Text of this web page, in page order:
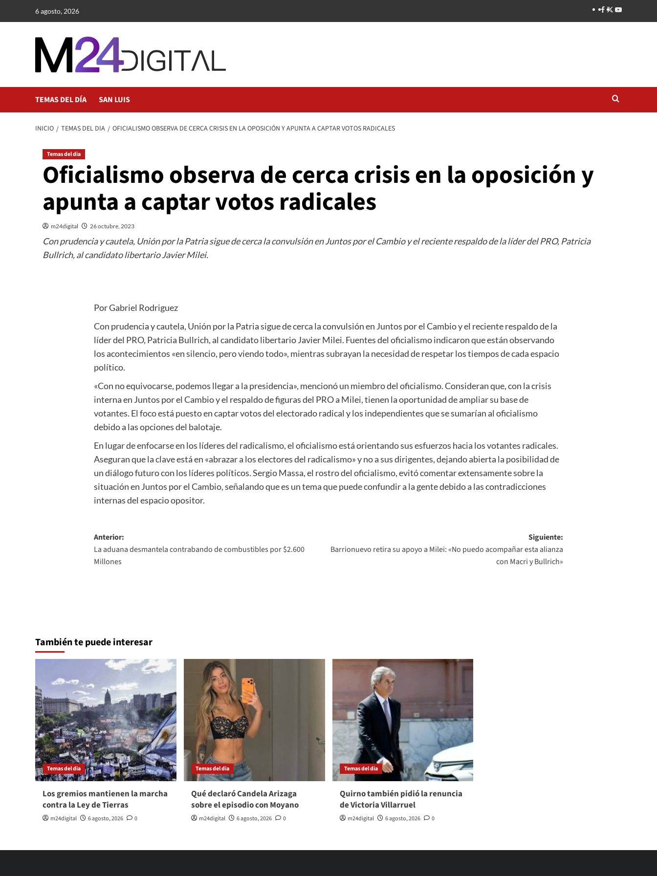
6 agosto, 2026
TEMAS DEL DÍA SAN LUIS
INICIO TEMAS DEL DIA OFICIALISMO OBSERVA DE CERCA CRISIS EN LA OPOSICIÓN Y APUNTA A CAPTAR VOTOS RADICALES
Temas del dia
Oficialismo observa de cerca crisis en la oposición y
apunta a captar votos radicales
m24digital 26 octubre, 2023
Con prudencia y cautela, Unión por la Patria sigue de cerca la convulsión en Juntos por el Cambio y el reciente respaldo de la líder del PRO, Patricia
Bullrich, al candidato libertario Javier Milei.
Por Gabriel Rodriguez
Con prudencia y cautela, Unión por la Patria sigue de cerca la convulsión en Juntos por el Cambio y el reciente respaldo de la
líder del PRO, Patricia Bullrich, al candidato libertario Javier Milei. Fuentes del oficialismo indicaron que están observando
los acontecimientos «en silencio, pero viendo todo», mientras subrayan la necesidad de respetar los tiempos de cada espacio
político.
«Con no equivocarse, podemos llegar a la presidencia», mencionó un miembro del oficialismo. Consideran que, con la crisis
interna en Juntos por el Cambio y el respaldo de figuras del PRO a Milei, tienen la oportunidad de ampliar su base de
votantes. El foco está puesto en captar votos del electorado radical y los independientes que se sumarían al oficialismo
debido a las opciones del balotaje.
En lugar de enfocarse en los líderes del radicalismo, el oficialismo está orientando sus esfuerzos hacia los votantes radicales.
Aseguran que la clave está en «abrazar a los electores del radicalismo» y no a sus dirigentes, dejando abierta la posibilidad de
un diálogo futuro con los líderes políticos. Sergio Massa, el rostro del oficialismo, evitó comentar extensamente sobre la
situación en Juntos por el Cambio, señalando que es un tema que puede confundir a la gente debido a las contradicciones
internas del espacio opositor.
Navegación
de
entradas
Anterior:
La aduana desmantela contrabando de combustibles por $2.600
Millones
Siguiente:
Barrionuevo retira su apoyo a Milei: «No puedo acompañar esta alianza
con Macri y Bullrich»
También te puede interesar
Temas del dia
Los gremios mantienen la marcha
contra la Ley de Tierras
m24digital 6 agosto, 2026 0
Temas del dia
Qué declaró Candela Arizaga
sobre el episodio con Moyano
m24digital 6 agosto, 2026 0
Temas del dia
Quirno también pidió la renuncia
de Victoria Villarruel
m24digital 6 agosto, 2026 0